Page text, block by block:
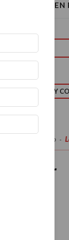
2026 EN
NATURALEZA Y
Hacelo vos mismo -
de póker